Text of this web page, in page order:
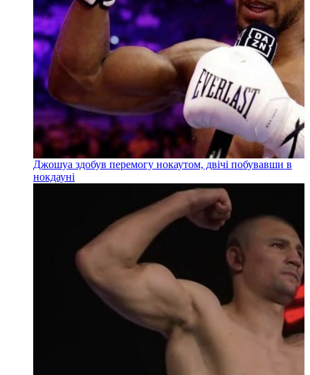
Джошуа здобув перемогу нокаутом, двічі побувавши в
нокдауні